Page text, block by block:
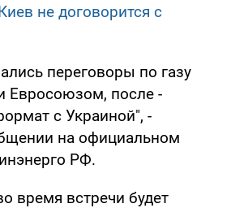
не договорится с
переговоры по газу
Евросоюзом, после -
с Украиной", -
на официальном
РФ.
время встречи будет